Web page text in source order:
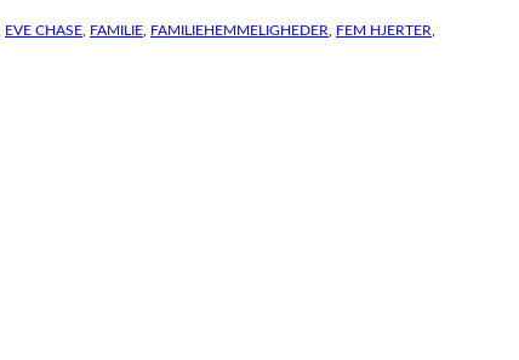
EVE CHASE FAMILIE FAMILIEHEMMELIGHEDER FEM HJERTER